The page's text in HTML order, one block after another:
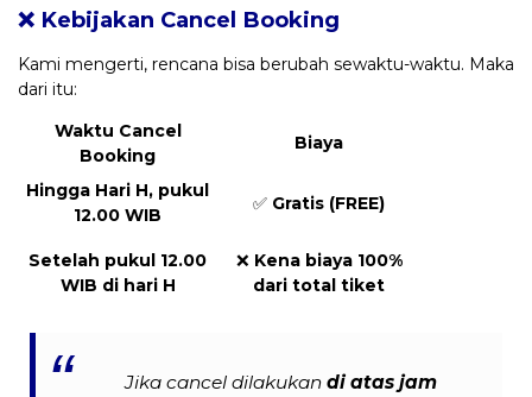
❌ Kebijakan Cancel Booking
Kami mengerti, rencana bisa berubah sewaktu-waktu. Maka
dari itu:
Waktu Cancel
Booking
Biaya
Hingga Hari H, pukul
12.00 WIB
✅ Gratis (FREE)
Setelah pukul 12.00
WIB di hari H
❌ Kena biaya 100%
dari total tiket
Jika cancel dilakukandi atas jam